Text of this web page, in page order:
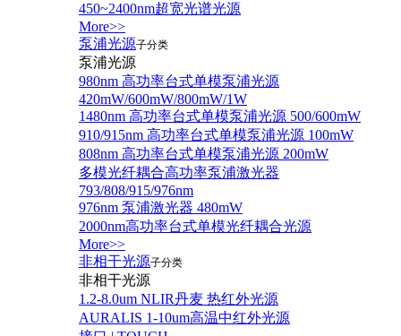
450~2400nm超宽光谱光源
More>>
泵浦光源子分类
泵浦光源
980nm 高功率台式单模泵浦光源
420mW/600mW/800mW/1W
1480nm 高功率台式单模泵浦光源 500/600mW
910/915nm 高功率台式单模泵浦光源 100mW
808nm 高功率台式单模泵浦光源 200mW
多模光纤耦合高功率泵浦激光器
793/808/915/976nm
976nm 泵浦激光器 480mW
2000nm高功率台式单模光纤耦合光源
More>>
非相干光源子分类
非相干光源
1.2-8.0um NLIR丹麦 热红外光源
AURALIS 1-10um高温中红外光源